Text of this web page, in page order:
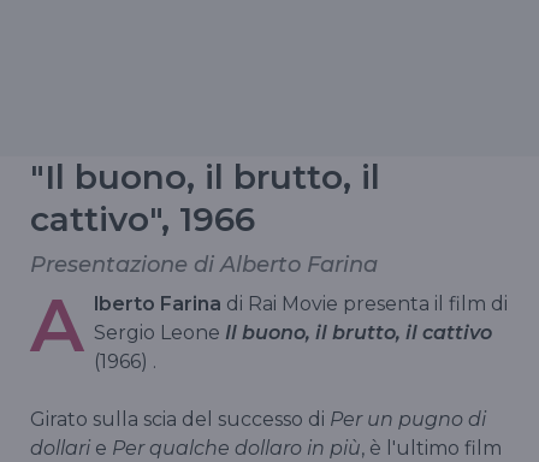
"Il buono, il brutto, il
cattivo", 1966
Presentazione di Alberto Farina
A lberto Farina di Rai Movie presenta il film di
Sergio Leone Il buono, il brutto, il cattivo
(1966) .
Girato sulla scia del successo di Per un pugno di
dollari e Per qualche dollaro in più, è l'ultimo film